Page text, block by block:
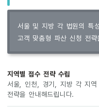
서울 및 지방 각 법원의 특
고객 맞춤형 파산 신청 전략
지역별 접수 전략 수립
서울, 인천, 경기, 지방 각 지
전략을 안내해드립니다.